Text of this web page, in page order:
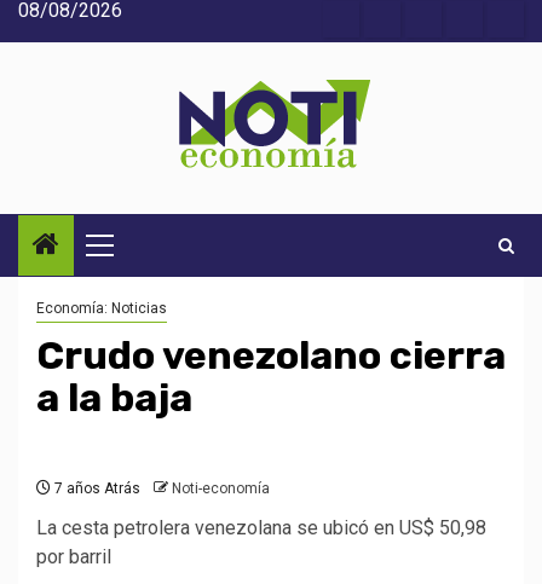
Saltar
al
08/08/2026
Noti-
economía
Menú
principal
Economía: Noticias
Crudo venezolano cierra
a la baja
7 años Atrás Noti-economía
La cesta petrolera venezolana se ubicó en US$ 50,98
por barril